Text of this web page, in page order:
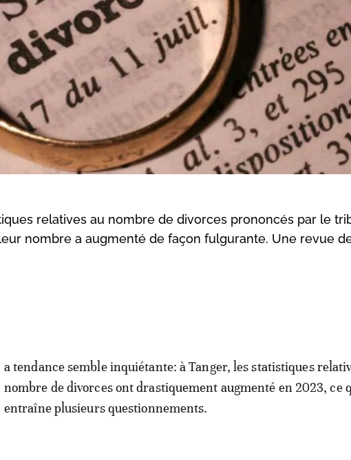
relatives au nombre de divorces prononcés par le
nombre a augmenté de façon fulgurante. Une revue
a tendance semble inquiétante: à Tanger, les statistiques
nombre de divorces ont drastiquement augmenté en 2023, ce
entraîne plusieurs questionnements.